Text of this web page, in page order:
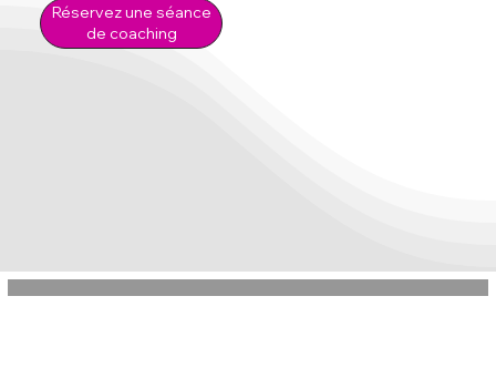
Réservez une séance
de coaching